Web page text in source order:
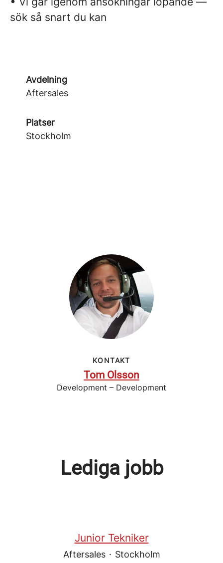
sök så snart du kan
Avdelning
Aftersales
Platser
Stockholm
KONTAKT
Tom Olsson
Development – Development
Lediga jobb
Junior Tekniker
Aftersales · Stockholm